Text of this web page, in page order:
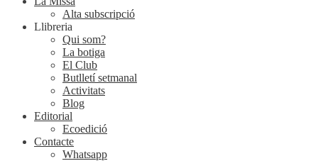
Alta subscripció
Llibreria
Qui som?
La botiga
El Club
Butlletí setmanal
Activitats
Blog
Editorial
Ecoedició
Contacte
Whatsapp